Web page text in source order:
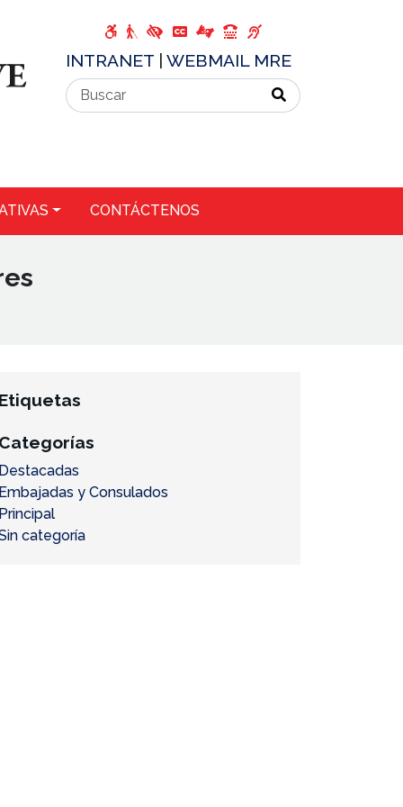
INTRANET WEBMAIL MRE
CONTÁCTENOS
Etiquetas
Categorías
Destacadas
Embajadas y Consulados
Principal
categoría